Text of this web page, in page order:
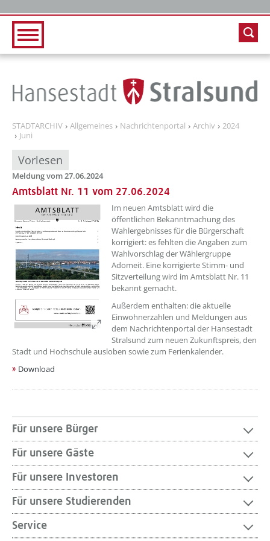
STADTARCHIV Allgemeines Nachrichtenportal Archiv
2024
Juni
Vorlesen
Meldung vom 27.06.2024
Amtsblatt Nr. 11 vom 27.06.2024
??? absaetzeOben[1]/titel ???
Im neuen Amtsblatt wird die
öffentlichen Bekanntmachung des
Wahlergebnisses für die Bürgerschaft
korrigiert: es fehlten die Angaben zum
Wahlvorschlag der Wählergruppe
Adomeit. Eine korrigierte Stimm- und
Sitzverteilung wird im Amtsblatt Nr. 11
bekannt gemacht.
Außerdem enthalten: die aktuelle
Einwohnerzahlen und Meldungen aus
dem Nachrichtenportal der Hansestadt
Stralsund zum neuen Zukunftspreis, den
Stadt und Hochschule ausloben sowie zum Ferienkalender.
Download
Für unsere Bürger
Für unsere Gäste
Für unsere Investoren
Für unsere Studierenden
Service